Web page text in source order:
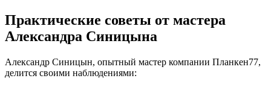
Практические советы от мастера
Александра Синицына
Александр Синицын, опытный мастер компании Планкен77,
делится своими наблюдениями: